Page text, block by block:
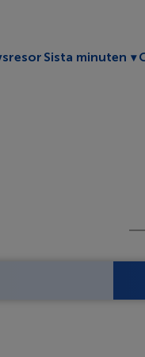
Sista minuten